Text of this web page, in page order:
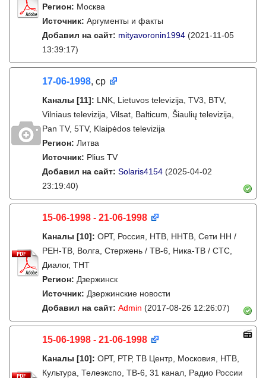
Регион: Москва
Источник: Аргументы и факты
Добавил на сайт: mityavoronin1994 (2021-11-05
13:39:17)
17-06-1998, ср
Каналы [11]: LNK, Lietuvos televizija, TV3, BTV,
Vilniaus televizija, Vilsat, Balticum, Šiaulių televizija,
Pan TV, 5TV, Klaipėdos televizija
Регион: Литва
Источник: Plius TV
Добавил на сайт: Solaris4154 (2025-04-02
23:19:40)
15-06-1998 - 21-06-1998
Каналы [10]: ОРТ, Россия, НТВ, ННТВ, Сети НН /
РЕН-ТВ, Волга, Стержень / ТВ-6, Ника-ТВ / СТС,
Диалог, ТНТ
Регион: Дзержинск
Источник: Дзержинские новости
Добавил на сайт: Admin (2017-08-26 12:26:07)
15-06-1998 - 21-06-1998
Каналы [10]: ОРТ, РТР, ТВ Центр, Московия, НТВ,
Культура, Телеэкспо, ТВ-6, 31 канал, Радио России